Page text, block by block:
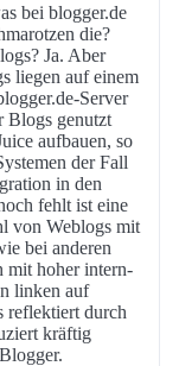
bei blogger.de
die?
Ja. Aber
liegen auf einem
Server
Blogs genutzt
aufbauen, so
der Fall
in den
fehlt ist eine
von Weblogs mit
bei anderen
mit hoher intern-
linken auf
reflektiert durch
kräftig